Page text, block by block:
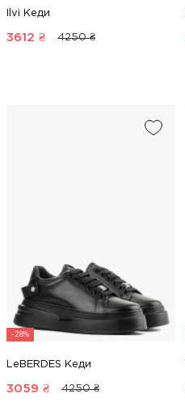
Ilvi Кеди
3612 ₴ 4250 ₴
-28%
LeBERDES Кеди
3059 ₴ 4250 ₴